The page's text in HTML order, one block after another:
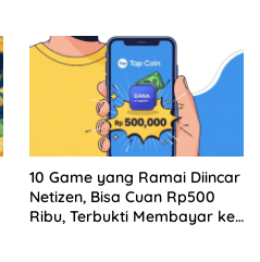
10 Game yang Ramai Diincar
Netizen, Bisa Cuan Rp500
Ribu, Terbukti Membayar ke